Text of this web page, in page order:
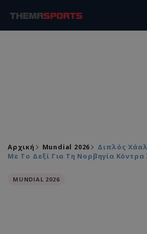
Αρχική Mundial 2026
Διπλός
Με Το Δεξί Για Τη Νορβηγία Κόντρα
MUNDIAL 2026